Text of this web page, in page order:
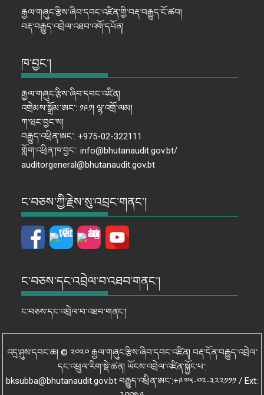
རྒྱལ་གཞུང་རྩིས་ཞིབ་དབང་འཛིན་གྱི་བརྡ་བརྒྱུད་ངོ་ཚབ།
བརྡ་བརྒྱུད་འབྲེལ་འཐབ་འགོ་དཔོན།
ཁ་བྱང་།
རྒྱལ་གཞུང་རྩིས་ཞིབ་དབང་འཛིན།
འགྲེམས་སྒྲོམ་ཨང་: ༡༩༡། ལྷ་འགྲོ་ལམ།
ཀ་ཝང་བྱང་ས།
བརྒྱུད་འཕྲིན་ཨང་: +975-02-322111
གློག་འཕྲིན་ཁ་བྱང་: info@bhutanaudit.gov.bt/
auditorgeneral@bhutanaudit.gov.bt
ང་བཅས་ཀྱི་རྗེས་སུ་འབྲང་གནང་།
ང་བཅས་དང་འབྲེལ་བ་འཐབ་གནང་།
ང་བཅས་དང་འབྲེལ་བ་འཐབ་གནང་།
འདྲ་ཤུས་དབང་ཆ། © ༢༠༢༠ རྒྱལ་གཞུང་རྩིས་ཞིབ་དབང་འཛིན། བརྡ་དོན་བརྒྱུད་འབྲེལ་
དང་འཕྲུལ་རིག་སྡེ་ཚན། ཡོངས་འབྲེལ་འཛིན་སྐྱོང་པ་:
bksubba@bhutanaudit.gov.bt བརྒྱུད་འཕྲིན་ཨང་:+༩༧༥-༠༢-༣༢༢༡༡༡ / Ext: